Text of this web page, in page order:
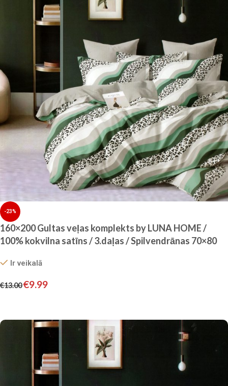
-23%
160×200 Gultas veļas komplekts by LUNA HOME /
100% kokvilna satīns / 3.daļas / Spilvendrānas 70×80
Ir veikalā
€13.00€9.99